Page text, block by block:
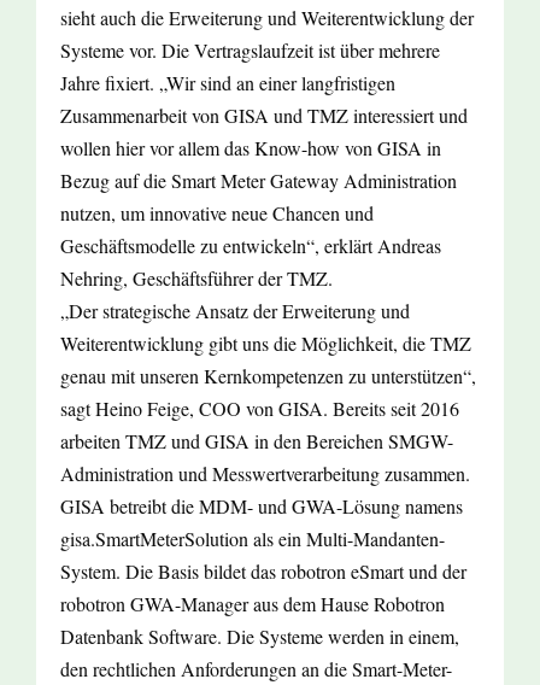
sieht auch die Erweiterung und Weiterentwicklung der
Systeme vor. Die Vertragslaufzeit ist über mehrere
Jahre fixiert. „Wir sind an einer langfristigen
Zusammenarbeit von GISA und TMZ interessiert und
wollen hier vor allem das Know-how von GISA in
Bezug auf die Smart Meter Gateway Administration
nutzen, um innovative neue Chancen und
Geschäftsmodelle zu entwickeln“, erklärt Andreas
Nehring, Geschäftsführer der TMZ.
„Der strategische Ansatz der Erweiterung und
Weiterentwicklung gibt uns die Möglichkeit, die TMZ
genau mit unseren Kernkompetenzen zu unterstützen“,
sagt Heino Feige, COO von GISA. Bereits seit 2016
arbeiten TMZ und GISA in den Bereichen SMGW-
Administration und Messwertverarbeitung zusammen.
GISA betreibt die MDM- und GWA-Lösung namens
gisa.SmartMeterSolution als ein Multi-Mandanten-
System. Die Basis bildet das robotron eSmart und der
robotron GWA-Manager aus dem Hause Robotron
Datenbank Software. Die Systeme werden in einem,
den rechtlichen Anforderungen an die Smart-Meter-